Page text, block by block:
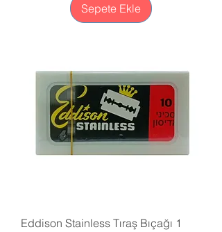
Sepete Ekle
Eddison Stainless Tıraş Bıçağı 1